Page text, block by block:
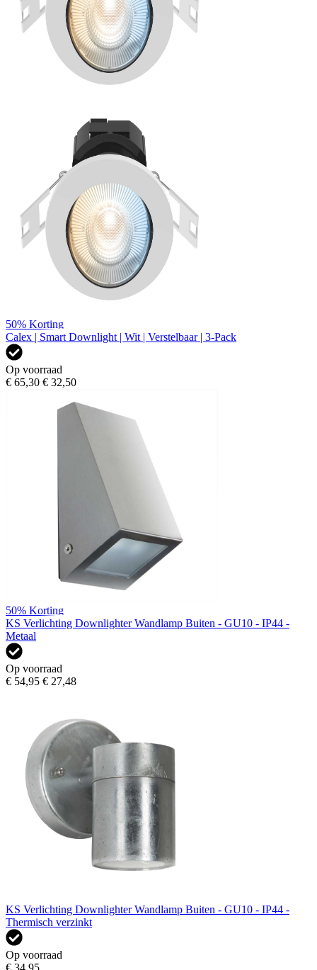
50% Korting
Calex | Smart Downlight | Wit | Verstelbaar | 3-Pack
Op voorraad
€ 65,30 € 32,50
50% Korting
KS Verlichting Downlighter Wandlamp Buiten - GU10 - IP44 -
Metaal
Op voorraad
€ 54,95 € 27,48
KS Verlichting Downlighter Wandlamp Buiten - GU10 - IP44 -
Thermisch verzinkt
Op voorraad
€ 34,95